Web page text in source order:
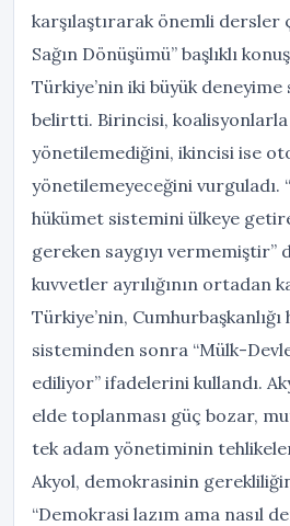
karşılaştırarak önemli dersler
Sağın Dönüşümü” başlıklı
Türkiye’nin iki büyük deneyime
belirtti. Birincisi, koalisyonlarla
yönetilemediğini, ikincisi ise
yönetilemeyeceğini vurguladı.
hükümet sistemini ülkeye
gereken saygıyı vermemiştir”
kuvvetler ayrılığının ortadan
Türkiye’nin,
sisteminden sonra “Mülk-
ediliyor” ifadelerini kullandı.
elde toplanması güç bozar,
tek adam yönetiminin
Akyol, demokrasinin
“Demokrasi lazım ama nasıl